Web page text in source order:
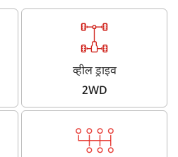
व्हील ड्राइव
2WD